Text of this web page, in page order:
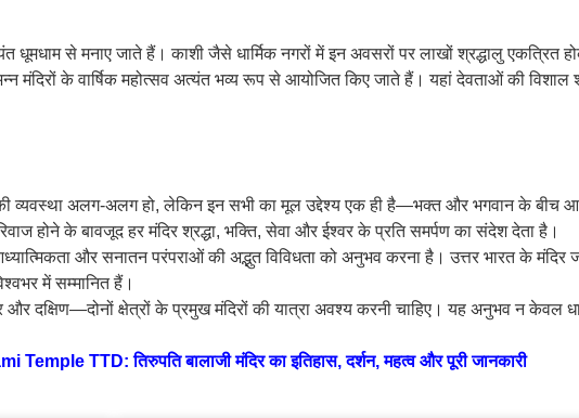
धूमधाम से मनाए जाते हैं। काशी जैसे धार्मिक नगरों में इन अवसरों पर लाखों श्रद्धालु एकत्रित
मंदिरों के वार्षिक महोत्सव अत्यंत भव्य रूप से आयोजित किए जाते हैं। यहां देवताओं की विशाल
की व्यवस्था अलग-अलग हो, लेकिन इन सभी का मूल उद्देश्य एक ही है—भक्त और भगवान के बीच
होने के बावजूद हर मंदिर श्रद्धा, भक्ति, सेवा और ईश्वर के प्रति समर्पण का संदेश देता है।
और सनातन परंपराओं की अद्भुत विविधता को अनुभव करना है। उत्तर भारत के मंदिर
में सम्मानित हैं।
दक्षिण—दोनों क्षेत्रों के प्रमुख मंदिरों की यात्रा अवश्य करनी चाहिए। यह अनुभव न केवल
TTD: तिरुपति बालाजी मंदिर का इतिहास, दर्शन, महत्व और पूरी जानकारी